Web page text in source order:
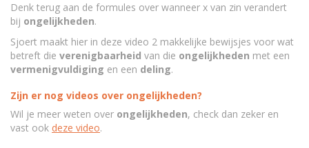
Denk terug aan de formules over wanneer x van zin verandert
bij ongelijkheden.
Sjoert maakt hier in deze video 2 makkelijke bewijsjes voor wat
betreft die verenigbaarheid van die ongelijkheden met een
vermenigvuldiging en een deling.
Zijn er nog videos over ongelijkheden?
Wil je meer weten over ongelijkheden, check dan zeker en
vast ook deze video.